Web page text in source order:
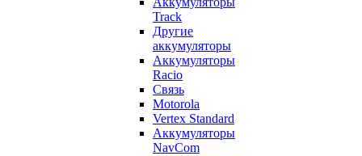
Track
Другие
аккумуляторы
Аккумуляторы
Racio
Связь
Motorola
Vertex Standard
Аккумуляторы
NavCom